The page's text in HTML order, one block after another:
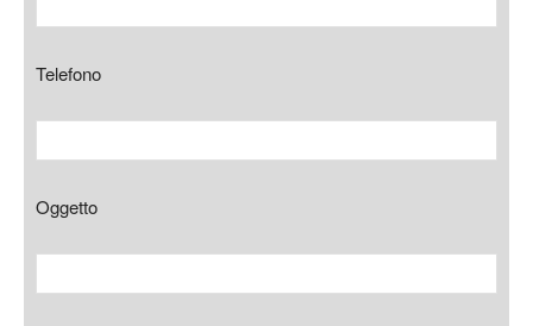
Telefono
Oggetto